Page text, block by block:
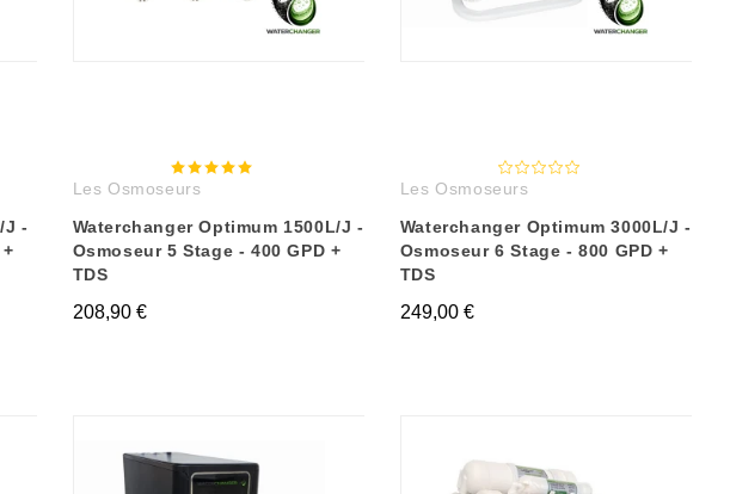
J -
Les Osmoseurs
Waterchanger Optimum 1500L/J -
Osmoseur 5 Stage - 400 GPD +
TDS
208,90 €
Les Osmoseurs
Waterchanger Optimum 3000L/J -
Osmoseur 6 Stage - 800 GPD +
TDS
249,00 €